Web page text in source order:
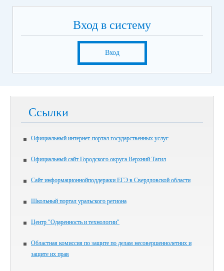
Вход в систему
Вход
Ссылки
Официальный интернет-портал государственных услуг
Официальный сайт Городского округа Верхний Тагил
Сайт информационнойподдержки ЕГЭ в Свердловской области
Школьный портал уральского региона
Центр "Одаренность и технологии"
Областная комиссия по защите по делам несовершеннолетних и
защите их прав